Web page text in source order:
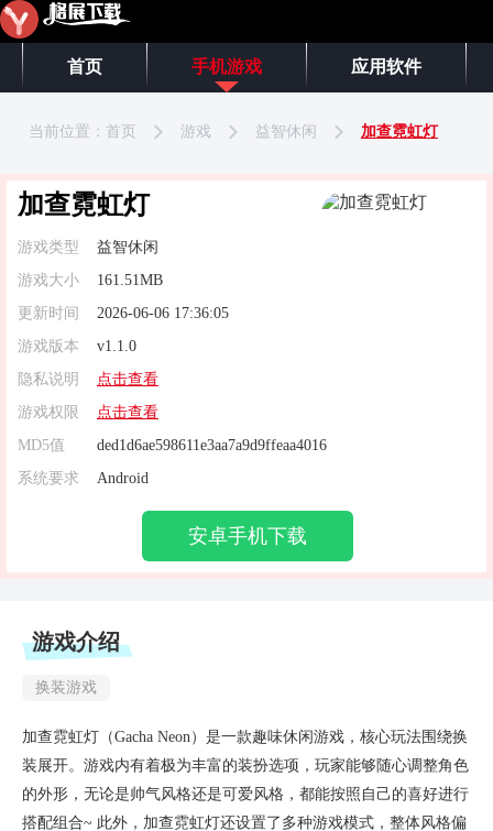
首页 手机游戏 应用软件
当前位置： 首页 游戏 益智休闲 加查霓虹灯
加查霓虹灯
游戏类型
益智休闲
游戏大小
161.51MB
更新时间
2026-06-06 17:36:05
游戏版本
v1.1.0
隐私说明
点击查看
游戏权限
点击查看
MD5值
ded1d6ae598611e3aa7a9d9ffeaa4016
系统要求
Android
安卓手机下载
游戏介绍
换装游戏
加查霓虹灯（Gacha Neon）是一款趣味休闲游戏，核心玩法围绕换
装展开。游戏内有着极为丰富的装扮选项，玩家能够随心调整角色
的外形，无论是帅气风格还是可爱风格，都能按照自己的喜好进行
搭配组合~ 此外，加查霓虹灯还设置了多种游戏模式，整体风格偏